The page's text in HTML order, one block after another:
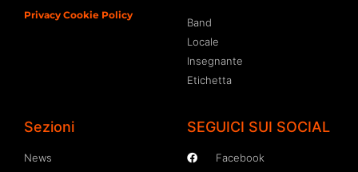
Privacy Cookie Policy
Band
Locale
Insegnante
Etichetta
Sezioni
News
SEGUICI SUI SOCIAL
Facebook